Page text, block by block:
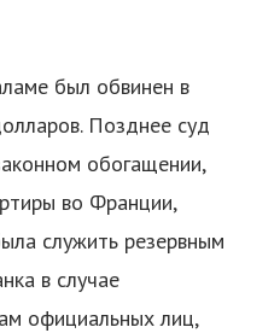
был обвинен в
Позднее суд
обогащении,
во Франции,
служить резервным
в случае
официальных лиц,